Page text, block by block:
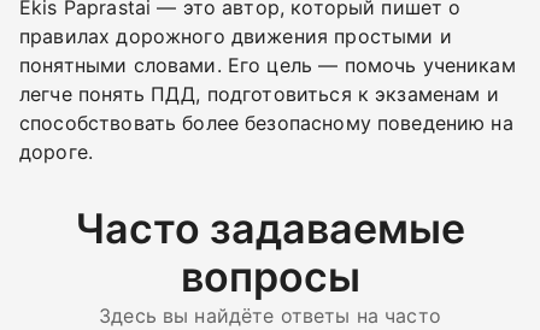
Ekis Paprastai — это автор, который пишет о
правилах дорожного движения простыми и
понятными словами. Его цель — помочь ученикам
легче понять ПДД, подготовиться к экзаменам и
способствовать более безопасному поведению на
дороге.
Часто задаваемые
вопросы
Здесь вы найдёте ответы на часто